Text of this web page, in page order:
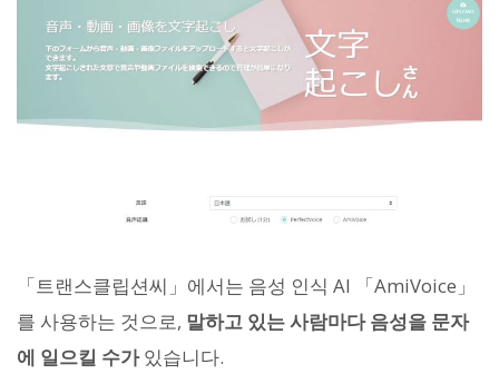
「트랜스클립션씨」에서는 음성 인식 AI 「AmiVoice」
를 사용하는 것으로, 말하고 있는 사람마다 음성을 문자
에 일으킬 수가있습니다.